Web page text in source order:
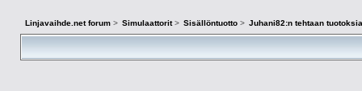
Linjavaihde.net forum> Simulaattorit> Sisällöntuotto > Juhani82:n tehtaan